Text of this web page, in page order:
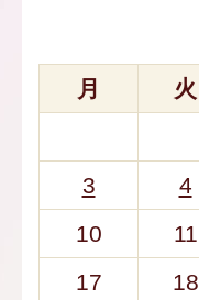
月 火
3 4
10
11
17
18